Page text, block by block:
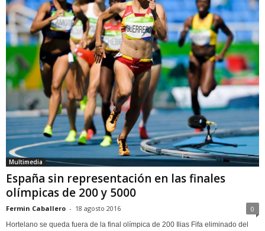
Multimedia
España sin representación en las finales
olímpicas de 200 y 5000
Fermin Caballero - 18 agosto 2016 0
Hortelano se queda fuera de la final olímpica de 200 Ilias Fifa eliminado del